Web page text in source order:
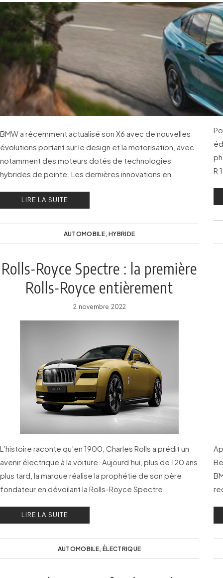
BMW a récemment actualisé son X6 avec de nouvelles
évolutions portant sur le design et la motorisation, avec
notamment des moteurs dotés de technologies
hybrides de pointe. Les dernières innovations en
LIRE LA SUITE
AUTOMOBILE, HYBRIDE
R
Rolls-Royce Spectre : la première
Rolls-Royce entièrement
électrique
2 novembre 2022
L’histoire raconte qu’en 1900, Charles Rolls a prédit un
avenir électrique à la voiture. Aujourd’hui, plus de 120 ans
plus tard, la marque réalise la prophétie de son père
fondateur en dévoilant la Rolls-Royce Spectre.
LIRE LA SUITE
AUTOMOBILE, ÉLECTRIQUE